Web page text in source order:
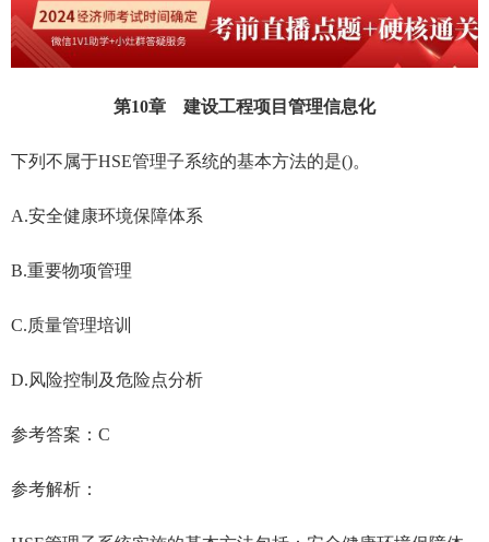
第10章 建设工程项目管理信息化
下列不属于HSE管理子系统的基本方法的是()。
A.安全健康环境保障体系
B.重要物项管理
C.质量管理培训
D.风险控制及危险点分析
参考答案：C
参考解析：